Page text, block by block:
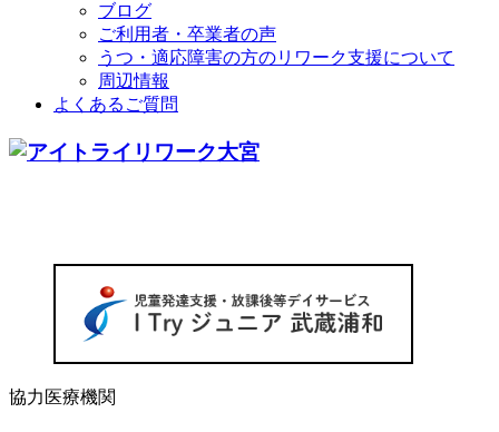
ブログ
ご利用者・卒業者の声
うつ・適応障害の方のリワーク支援について
周辺情報
よくあるご質問
協力医療機関